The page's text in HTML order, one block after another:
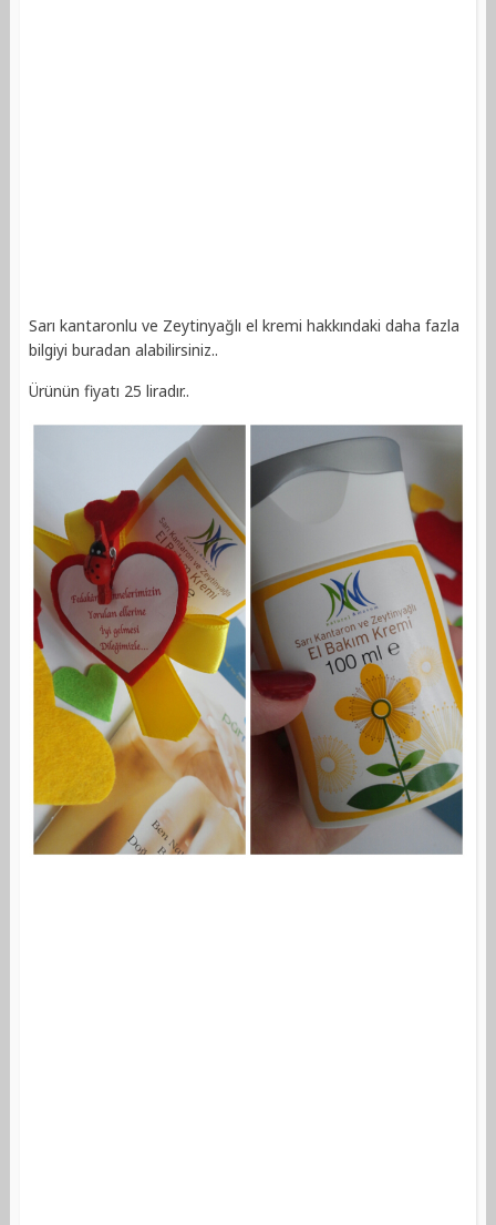
Sarı kantaronlu ve Zeytinyağlı el kremi hakkındaki daha fazla
bilgiyi buradan alabilirsiniz..
Ürünün fiyatı 25 liradır..